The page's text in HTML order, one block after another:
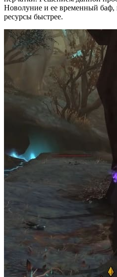
Новолуние и ее временный баф,
ресурсы быстрее.